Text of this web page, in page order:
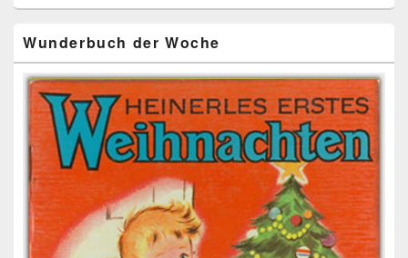
Wunderbuch der Woche